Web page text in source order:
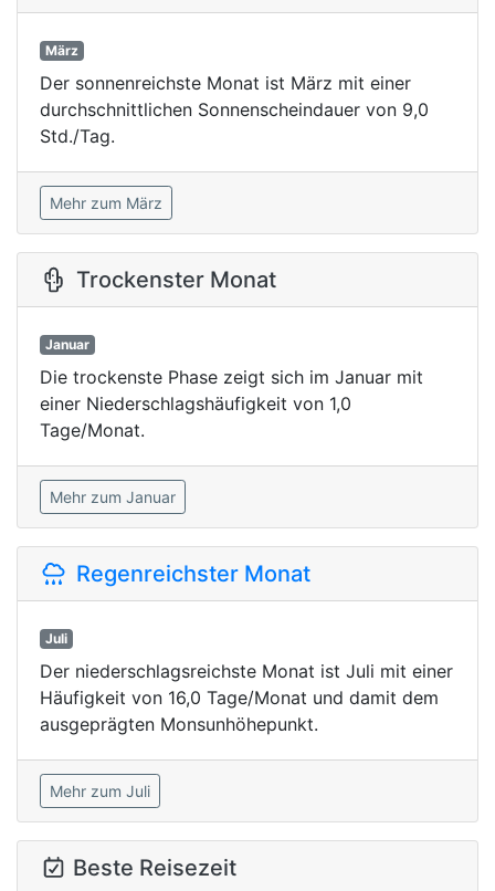
März
Der sonnenreichste Monat ist März mit einer
durchschnittlichen Sonnenscheindauer von 9,0
Std./Tag.
Mehr zum März
Trockenster Monat
Januar
Die trockenste Phase zeigt sich im Januar mit
einer Niederschlagshäufigkeit von 1,0
Tage/Monat.
Mehr zum Januar
Regenreichster Monat
Juli
Der niederschlagsreichste Monat ist Juli mit einer
Häufigkeit von 16,0 Tage/Monat und damit dem
ausgeprägten Monsunhöhepunkt.
Mehr zum Juli
Beste Reisezeit